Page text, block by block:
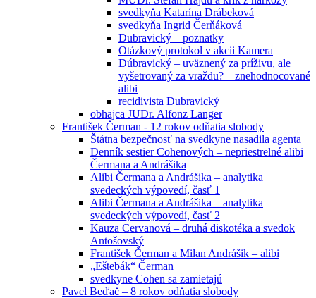
svedkyňa Katarína Drábeková
svedkyňa Ingrid Čerňáková
Dubravický – poznatky
Otázkový protokol v akcii Kamera
Dúbravický – uväznený za príživu, ale
vyšetrovaný za vraždu? – znehodnocované
alibi
recidivista Dubravický
obhajca JUDr. Alfonz Langer
František Čerman - 12 rokov odňatia slobody
Štátna bezpečnosť na svedkyne nasadila agenta
Denník sestier Cohenových – nepriestrelné alibi
Čermana a Andrášika
Alibi Čermana a Andrášika – analytika
svedeckých výpovedí, časť 1
Alibi Čermana a Andrášika – analytika
svedeckých výpovedí, časť 2
Kauza Cervanová – druhá diskotéka a svedok
Antošovský
František Čerman a Milan Andrášik – alibi
„Eštebák“ Čerman
svedkyne Cohen sa zamietajú
Pavel Beďač – 8 rokov odňatia slobody